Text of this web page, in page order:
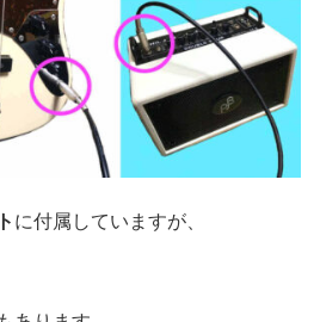
に付属していますが、